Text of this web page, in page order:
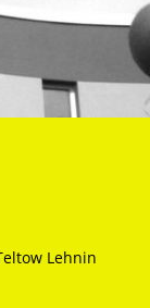
Lehnin